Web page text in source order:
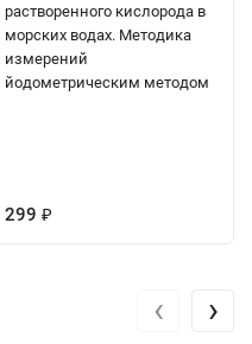
растворенного кислорода в
морских водах. Методика
измерений
йодометрическим методом
299 ₽
‹ ›